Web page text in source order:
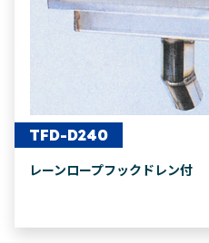
TFD-D240
レーンロープフックドレン付